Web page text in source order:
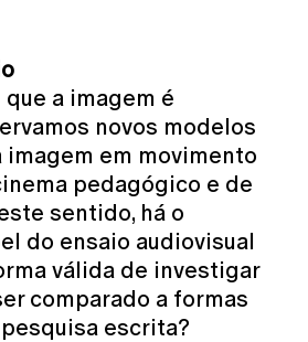
a imagem é
novos modelos
imagem em movimento
pedagógico e de
sentido, há o
do ensaio audiovisual
válida de investigar
comparado a formas
escrita?